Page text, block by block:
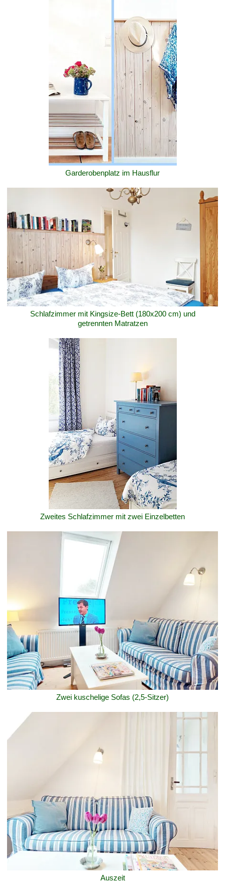
Garderobenplatz im Hausflur
Schlafzimmer mit Kingsize-Bett (180x200 cm) und
getrennten Matratzen
Zweites Schlafzimmer mit zwei Einzelbetten
Zwei kuschelige Sofas (2,5-Sitzer)
Auszeit